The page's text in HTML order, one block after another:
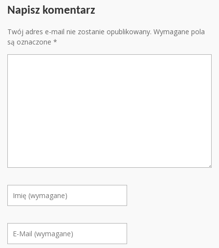
Napisz komentarz
Twój adres e-mail nie zostanie opublikowany. Wymagane pola
są oznaczone *